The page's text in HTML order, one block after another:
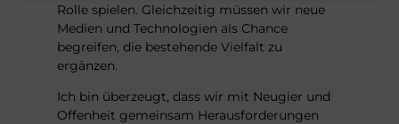
Rolle spielen. Gleichzeitig müssen wir neue
Medien und Technologien als Chance
begreifen, die bestehende Vielfalt zu
ergänzen.
Ich bin überzeugt, dass wir mit Neugier und
Offenheit gemeinsam Herausforderungen
Dies ist zugleich unser
berechtigtes Interesse und erfüllt
unsere rechtliche Verpflichtung.